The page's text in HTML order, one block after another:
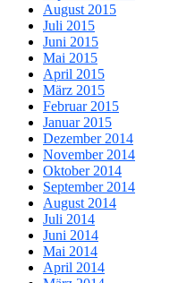
August 2015
Juli 2015
Juni 2015
Mai 2015
April 2015
März 2015
Februar 2015
Januar 2015
Dezember 2014
November 2014
Oktober 2014
September 2014
August 2014
Juli 2014
Juni 2014
Mai 2014
April 2014